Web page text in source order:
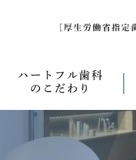
ハートフル歯科
のこだわり
なるべく痛くない治療
なるべく削らない治療